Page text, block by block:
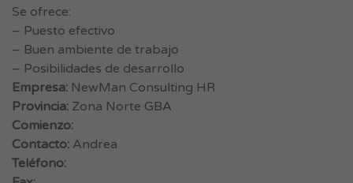
Se ofrece:
– Puesto efectivo
– Buen ambiente de trabajo
– Posibilidades de desarrollo
Empresa: NewMan Consulting HR
Provincia: Zona Norte GBA
Comienzo:
Contacto: Andrea
Teléfono: